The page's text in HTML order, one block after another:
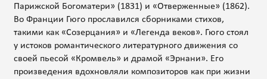
Парижской Богоматери» (1831) и «Отверженные» (1862).
Во Франции Гюго прославился сборниками стихов,
такими как «Созерцания» и «Легенда веков». Гюго стоял
у истоков романтического литературного движения со
своей пьесой «Кромвель» и драмой «Эрнани». Его
произведения вдохновляли композиторов как при жизни